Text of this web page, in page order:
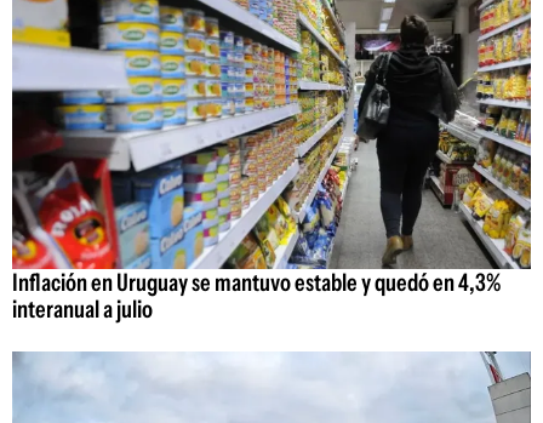
Inflación en Uruguay se mantuvo estable y quedó en 4,3%
interanual a julio